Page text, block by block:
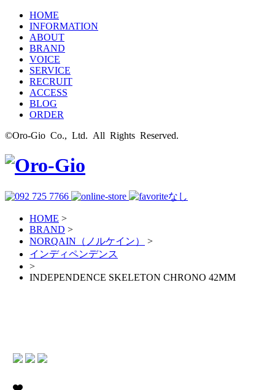
HOME
INFORMATION
ABOUT
BRAND
VOICE
SERVICE
RECRUIT
ACCESS
BLOG
ORDER
©Oro-Gio Co., Ltd. All Rights Reserved.
HOME >
BRAND >
NORQAIN（ノルケイン）
>
インディペンデンス
>
INDEPENDENCE SKELETON CHRONO 42MM